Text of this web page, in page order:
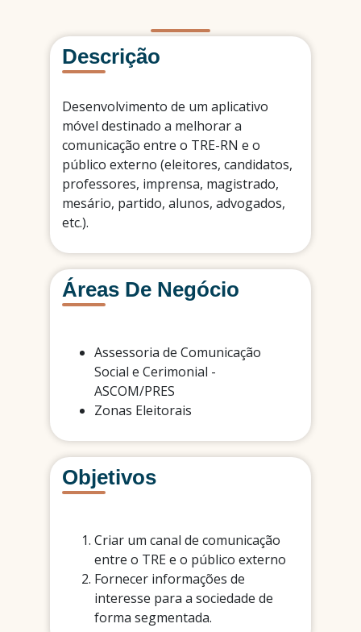
Descrição
Desenvolvimento de um aplicativo
móvel destinado a melhorar a
comunicação entre o TRE-RN e o
público externo (eleitores, candidatos,
professores, imprensa, magistrado,
mesário, partido, alunos, advogados,
etc.).
Áreas De Negócio
Assessoria de Comunicação
Social e Cerimonial -
ASCOM/PRES
Zonas Eleitorais
Objetivos
Criar um canal de comunicação
entre o TRE e o público externo
Fornecer informações de
interesse para a sociedade de
forma segmentada.